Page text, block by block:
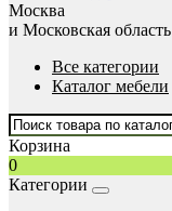
Москва
и Московская область
Все категории
Каталог мебели
Корзина
0
Категории